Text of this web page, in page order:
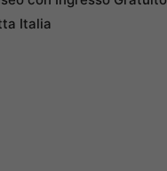
Italia